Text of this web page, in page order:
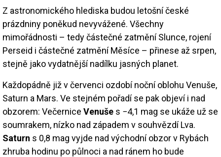
Z astronomického hlediska budou letošní české
prázdniny poněkud nevyvážené. Všechny
mimořádnosti – tedy částečné zatmění Slunce, rojení
Perseid i částečné zatmění Měsíce – přinese až srpen,
stejně jako vydatnější nadílku jasných planet.
Každopádně již v červenci ozdobí noční oblohu Venuše,
Saturn a Mars. Ve stejném pořadí se pak objeví i nad
obzorem: Večernice Venuše s −4,1 mag se ukáže už se
soumrakem, nízko nad západem v souhvězdí Lva.
Saturn s 0,8 mag vyjde nad východní obzor v Rybách
zhruba hodinu po půlnoci a nad ránem ho bude